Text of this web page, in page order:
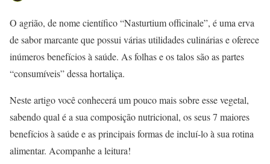
O agrião, de nome científico “Nasturtium officinale”, é uma erva
de sabor marcante que possui várias utilidades culinárias e oferece
inúmeros benefícios à saúde. As folhas e os talos são as partes
“consumíveis” dessa hortaliça.
Neste artigo você conhecerá um pouco mais sobre esse vegetal,
sabendo qual é a sua composição nutricional, os seus 7 maiores
benefícios à saúde e as principais formas de incluí-lo à sua rotina
alimentar. Acompanhe a leitura!